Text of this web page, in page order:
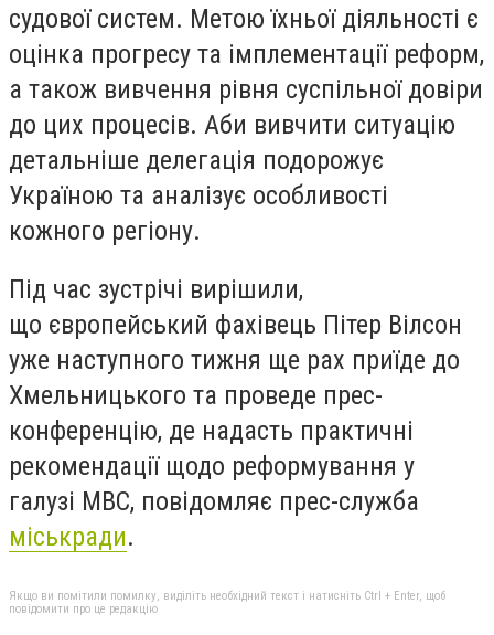
судової систем. Метою їхньої діяльності є
оцінка прогресу та імплементації реформ,
а також вивчення рівня суспільної довіри
до цих процесів. Аби вивчити ситуацію
детальніше делегація подорожує
Україною та аналізує особливості
кожного регіону.
Під час зустрічі вирішили,
що європейський фахівець Пітер Вілсон
уже наступного тижня ще рах приїде до
Хмельницького та проведе прес-
конференцію, де надасть практичні
рекомендації щодо реформування у
галузі МВС, повідомляє прес-служба
міськради.
Якщо ви помітили помилку, виділіть необхідний текст і натисніть Ctrl + Enter, щоб
повідомити про це редакцію